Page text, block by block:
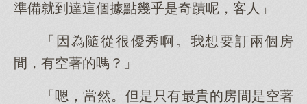
準備就到達這個據點幾乎是奇蹟呢，客人」
「因為隨從很優秀啊。我想要訂兩個房
間，有空著的嗎？」
「嗯，當然。但是只有最貴的房間是空著